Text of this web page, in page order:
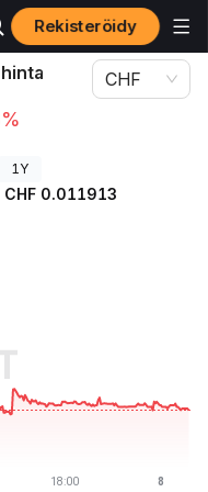
Rekisteröidy
hinta LNDX
CHF
1Y
CHF 0.011913